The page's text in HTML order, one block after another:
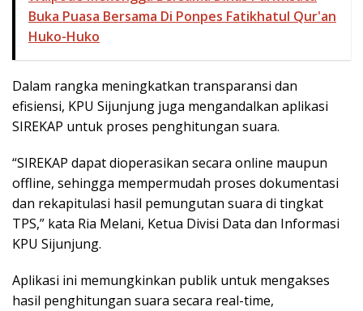
Buka Puasa Bersama Di Ponpes Fatikhatul Qur'an
Huko-Huko
Dalam rangka meningkatkan transparansi dan
efisiensi, KPU Sijunjung juga mengandalkan aplikasi
SIREKAP untuk proses penghitungan suara.
“SIREKAP dapat dioperasikan secara online maupun
offline, sehingga mempermudah proses dokumentasi
dan rekapitulasi hasil pemungutan suara di tingkat
TPS,” kata Ria Melani, Ketua Divisi Data dan Informasi
KPU Sijunjung.
Aplikasi ini memungkinkan publik untuk mengakses
hasil penghitungan suara secara real-time,